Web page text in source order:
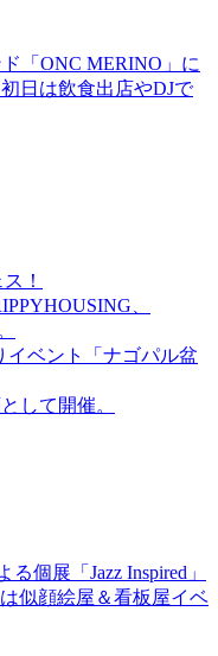
「ONC MERINO」に
日は飲食出店やDJで
！
、
ベント「ナゴパル盆
して開催。
個展「Jazz Inspired」
似顔絵屋＆看板屋イベ